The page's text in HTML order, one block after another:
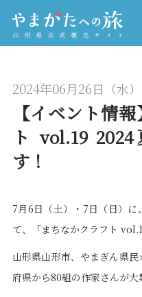
【イベント情
ト vol.19
す！
2024年06月26日（水）
7月6日（土）・7日（日）
て、「まちなかクラフト
山形県山形市、やまぎん県
府県から80組の作家さんが大